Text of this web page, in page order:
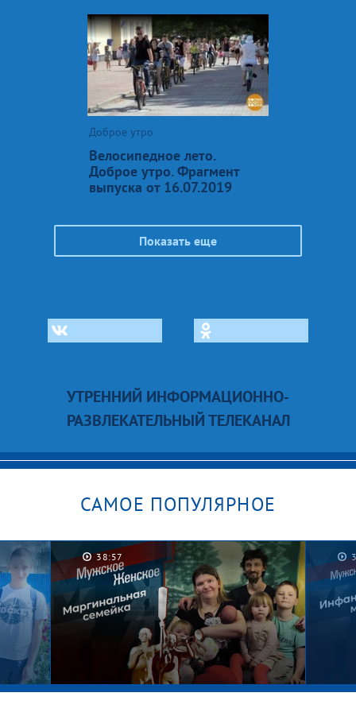
Доброе утро
Велосипедное лето.
Доброе утро. Фрагмент
выпуска от 16.07.2019
Показать еще
УТРЕННИЙ ИНФОРМАЦИОННО-
РАЗВЛЕКАТЕЛЬНЫЙ ТЕЛЕКАНАЛ
САМОЕ ПОПУЛЯРНОЕ
38:57